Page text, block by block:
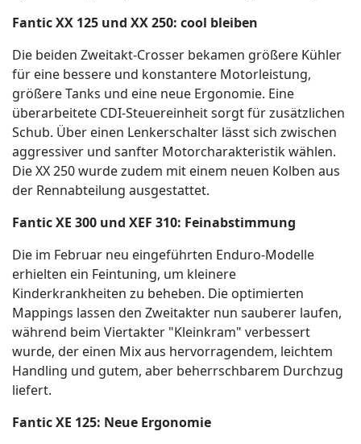
Fantic XX 125 und XX 250: cool bleiben
Die beiden Zweitakt-Crosser bekamen größere Kühler
für eine bessere und konstantere Motorleistung,
größere Tanks und eine neue Ergonomie. Eine
überarbeitete CDI-Steuereinheit sorgt für zusätzlichen
Schub. Über einen Lenkerschalter lässt sich zwischen
aggressiver und sanfter Motorcharakteristik wählen.
Die XX 250 wurde zudem mit einem neuen Kolben aus
der Rennabteilung ausgestattet.
Fantic XE 300 und XEF 310: Feinabstimmung
Die im Februar neu eingeführten Enduro-Modelle
erhielten ein Feintuning, um kleinere
Kinderkrankheiten zu beheben. Die optimierten
Mappings lassen den Zweitakter nun sauberer laufen,
während beim Viertakter "Kleinkram" verbessert
wurde, der einen Mix aus hervorragendem, leichtem
Handling und gutem, aber beherrschbarem Durchzug
liefert.
Fantic XE 125: Neue Ergonomie